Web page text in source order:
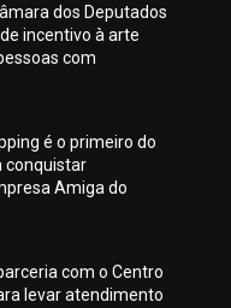
dos Deputados
incentivo à arte
com
é o primeiro do
conquistar
Amiga do
com o Centro
levar atendimento